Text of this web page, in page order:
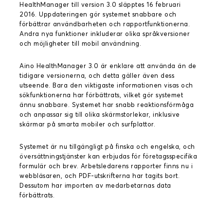
HealthManager till version 3.0 släpptes 16 februari
2016. Uppdateringen gör systemet snabbare och
förbättrar användbarheten och rapportfunktionerna.
Andra nya funktioner inkluderar olika språkversioner
och möjligheter till mobil användning.
Aino HealthManager 3.0 är enklare att använda än de
tidigare versionerna, och detta gäller även dess
utseende. Bara den viktigaste informationen visas och
sökfunktionerna har förbättrats, vilket gör systemet
ännu snabbare. Systemet har snabb reaktionsförmåga
och anpassar sig till olika skärmstorlekar, inklusive
skärmar på smarta mobiler och surfplattor.
Systemet är nu tillgängligt på finska och engelska, och
översättningstjänster kan erbjudas för företagsspecifika
formulär och brev. Arbetsledarens rapporter finns nu i
webbläsaren, och PDF-utskrifterna har tagits bort.
Dessutom har importen av medarbetarnas data
förbättrats.